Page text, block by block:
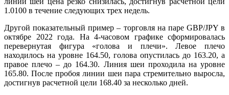
1.0100 в течение следующих трех недель.
Другой показательный пример – торговля на паре GBP/JPY в
октябре 2022 года. На 4-часовом графике сформировалась
перевернутая фигура «голова и плечи». Левое плечо
находилось на уровне 164.50, голова опустилась до 163.20, а
правое плечо – до 164.30. Линия шеи проходила на уровне
165.80. После пробоя линии шеи пара стремительно выросла,
достигнув расчетной цели 168.40 за несколько дней.